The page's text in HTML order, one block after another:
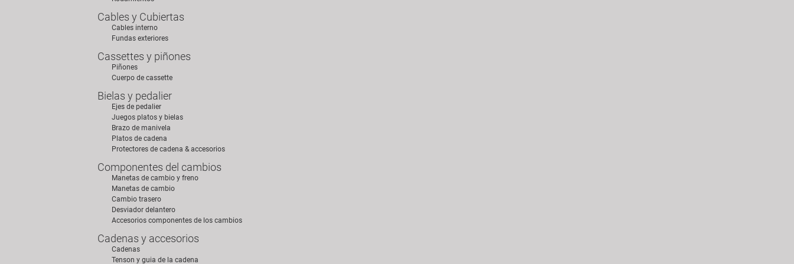
Cables y Cubiertas
Cables interno
Fundas exteriores
Cassettes y piñones
Piñones
Cuerpo de cassette
Bielas y pedalier
Ejes de pedalier
Juegos platos y bielas
Brazo de manivela
Platos de cadena
Protectores de cadena & accesorios
Componentes del cambios
Manetas de cambio y freno
Manetas de cambio
Cambio trasero
Desviador delantero
Accesorios componentes de los cambios
Cadenas y accesorios
Cadenas
Tenson y guia de la cadena